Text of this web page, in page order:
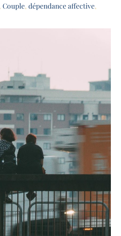
Couple, dépendance affective,